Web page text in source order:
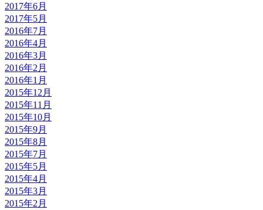
2017年6月
2017年5月
2016年7月
2016年4月
2016年3月
2016年2月
2016年1月
2015年12月
2015年11月
2015年10月
2015年9月
2015年8月
2015年7月
2015年5月
2015年4月
2015年3月
2015年2月